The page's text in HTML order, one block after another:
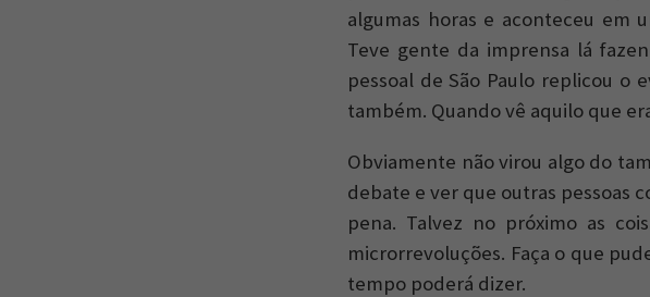
algumas horas e aconteceu em
Teve gente da imprensa lá
pessoal de São Paulo replicou o
também. Quando vê aquilo que
Obviamente não virou algo do
debate e ver que outras pessoas
pena. Talvez no próximo as
microrrevoluções. Faça o que
tempo poderá dizer.